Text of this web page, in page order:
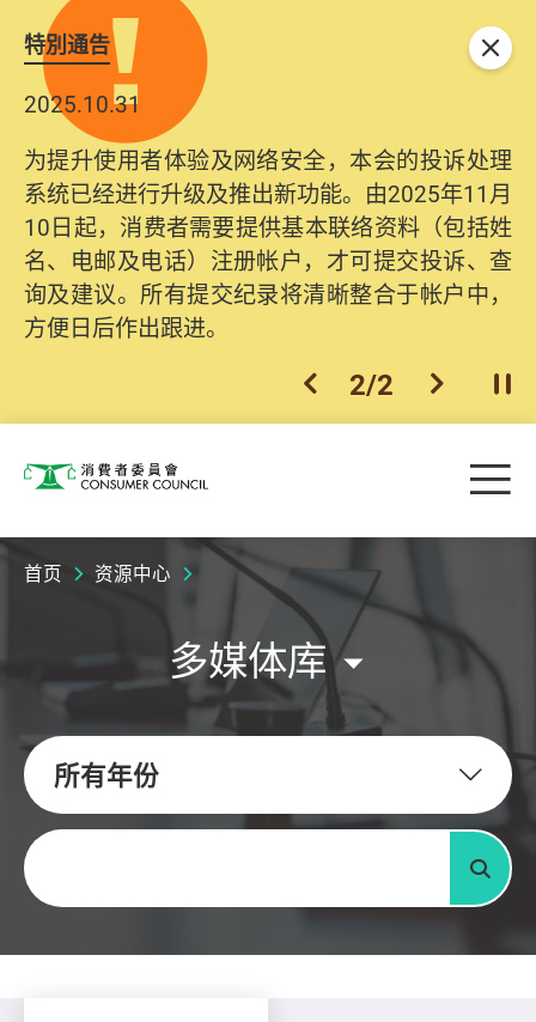
特別通告
2025.10.31
为提升使用者体验及网络安全，本会的投诉处理
系统已经进行升级及推出新功能。由2025年11月
10日起，消费者需要提供基本联络资料（包括姓
名、电邮及电话）注册帐户，才可提交投诉、查
询及建议。所有提交纪录将清晰整合于帐户中，
方便日后作出跟进。
上一个
2/2 下一个开
关闭
消费者委员会 目
首页 资源中心
多媒体库
所有年份
关键字
搜寻